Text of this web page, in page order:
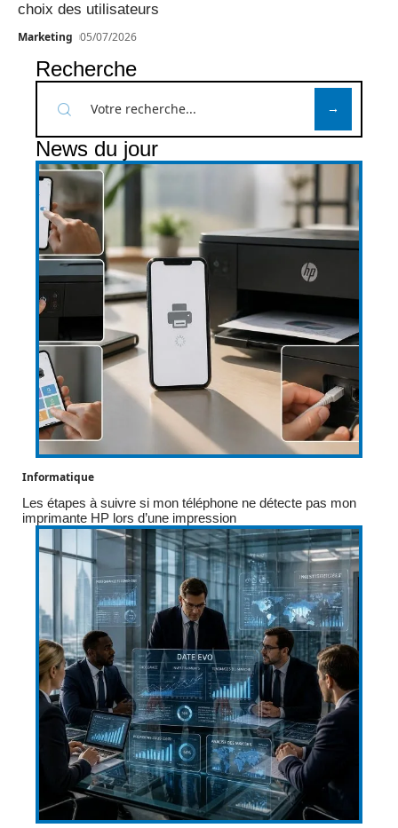
choix des utilisateurs
Marketing 05/07/2026
Recherche
News du jour
Informatique
Les étapes à suivre si mon téléphone ne détecte pas mon
imprimante HP lors d’une impression